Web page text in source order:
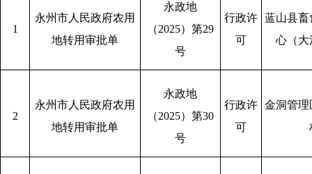
1
永州市人民政府农用
地转用审批单
永政地
（2025）第29
号
行政许
可
蓝山县畜
心（大
2
永州市人民政府农用
地转用审批单
永政地
（2025）第30
号
行政许
可
金洞管理